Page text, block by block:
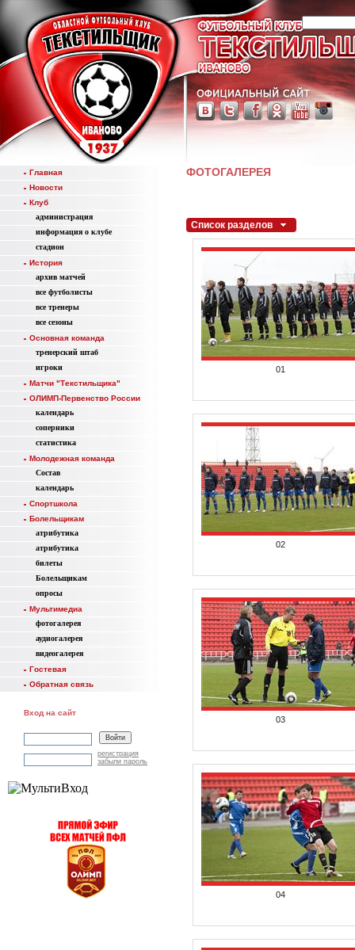
Главная
Новости
Клуб
администрация
информация о клубе
стадион
История
aрхив матчей
все футболисты
все тренеры
все сезоны
Основная команда
тренерский штаб
игроки
Матчи "Текстильщика"
ОЛИМП-Первенство России
календарь
соперники
статистика
Молодежная команда
Состав
календарь
Спортшкола
Болельщикам
атрибутика
атрибутика
билеты
Болельщикам
опросы
Мультимедиа
фотогалерея
аудиогалерея
видеогалерея
Гостевая
Обратная связь
Вход на сайт
регистрация
забыли пароль
ФОТОГАЛЕРЕЯ
Список разделов
01
02
03
04